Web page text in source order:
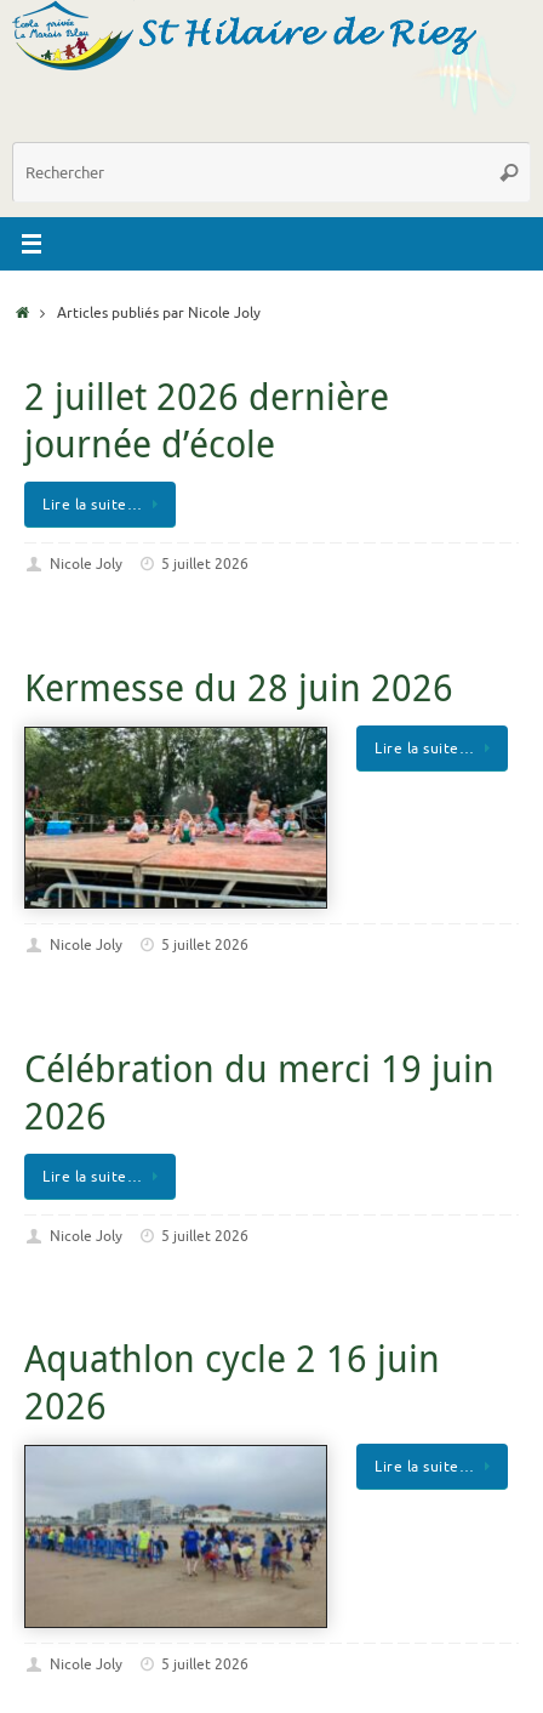
Passer
au
contenu
AccueilArticles publiés par Nicole Joly
2 juillet 2026 dernière
journée d’école
Lire la suite…
Nicole Joly 5 juillet 2026
Kermesse du 28 juin 2026
Lire la suite…
Nicole Joly 5 juillet 2026
Célébration du merci 19 juin
2026
Lire la suite…
Nicole Joly 5 juillet 2026
Aquathlon cycle 2 16 juin
2026
Lire la suite…
Nicole Joly 5 juillet 2026